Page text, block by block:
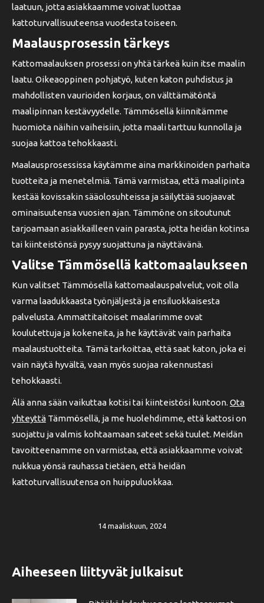
laatuun, jotta asiakkaamme voivat luottaa
kattoturvallisuuteensa vuodesta toiseen.
Maalausprosessin tärkeys
Kattomaalauksen prosessi on yhtä tärkeä kuin itse maalin
laatu. Oikeaoppinen pohjatyö, kuten katon puhdistus ja
mahdollisten vaurioiden korjaus, on välttämätöntä
maalipinnan kestävyydelle. Tämmösellä kiinnitämme
huomiota näihin vaiheisiin, jotta maali tarttuu kunnolla ja
suojaa kattoa tehokkaasti.
Maalausprosessissa käytämme aina markkinoiden parhaita
tuotteita ja menetelmiä. Tämä varmistaa, että maalipinta
kestää kovissakin sääolosuhteissa ja säilyttää suojaavat
ominaisuutensa vuosien ajan. Tämmöne on sitoutunut
tarjoamaan asiakkailleen vain parasta, jotta heidän kotinsa
tai kiinteistönsä pysyy suojattuna ja näyttävänä.
Valitse Tämmösellä kattomaalaukseen
Kun valitset Tämmösellä kattomaalauspalvelut, voit olla
varma laadukkaasta työnjäljestä ja ensiluokkaisesta
palvelusta. Ammattitaitoiset maalarimme ovat
koulutettuja ja kokeneita, ja he käyttävät vain parhaita
maalaustuotteita. Tämä tarkoittaa, että saat katon, joka ei
vain näytä hyvältä, vaan myös suojaa rakennustasi
tehokkaasti.
Älä anna sään vaikuttaa kotisi tai kiinteistösi kuntoon. Ota
yhteyttä Tämmösellä, ja me huolehdimme, että kattosi on
suojattu ja valmis kohtaamaan sateet sekä tuulet. Meidän
tavoitteenamme on varmistaa, että asiakkaamme voivat
nukkua yönsä rauhassa tietäen, että heidän
kattoturvallisuutensa on huippuluokkaa.
14 maaliskuun, 2024
Aiheeseen liittyvät julkaisut